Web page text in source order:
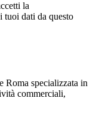
la
tuoi dati da questo
Roma specializzata in
commerciali,